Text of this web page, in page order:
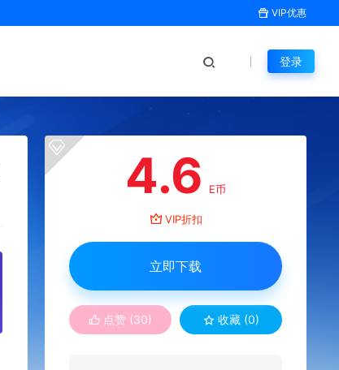
VIP优惠
登录
4.6 E币
VIP折扣
立即下载
点赞 (30) 收藏 (0)